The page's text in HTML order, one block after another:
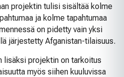
projektin tulisi sisältää kolme
ja kolme tapahtumaa
on pidetty vain yksi
järjestetty Afganistan-tilaisuus.
lisäksi projektin on tarkoitus
myös siihen kuuluvissa